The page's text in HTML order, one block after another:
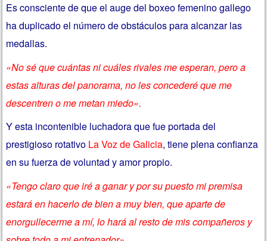
Es consciente de que el auge del boxeo femenino gallego
ha duplicado el número de obstáculos para alcanzar las
medallas.
«No sé que cuántas ni cuáles rivales me esperan, pero a
estas alturas del panorama, no les concederé que me
descentren o me metan miedo».
Y esta incontenible luchadora que fue portada del
prestigioso rotativo La Voz de Galicia, tiene plena confianza
en su fuerza de voluntad y amor propio.
«Tengo claro que iré a ganar y por su puesto mi premisa
estará en hacerlo de bien a muy bien, que aparte de
enorgullecerme a mí, lo hará al resto de mis compañeros y